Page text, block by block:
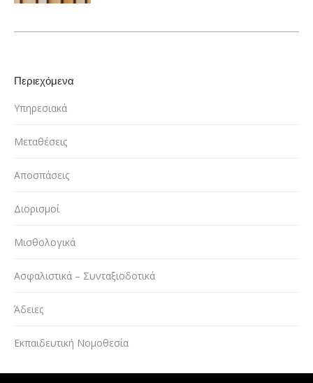
Περιεχόμενα
Υπηρεσιακά
Μεταθέσεις
Αποσπάσεις
Διορισμοί
Μισθολογικά
Ασφαλιστικά – Συνταξιοδοτικά
Άδειες
Εκπαιδευτική Νομοθεσία